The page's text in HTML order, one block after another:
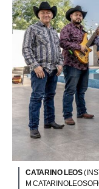
CATARINO LEOS
M